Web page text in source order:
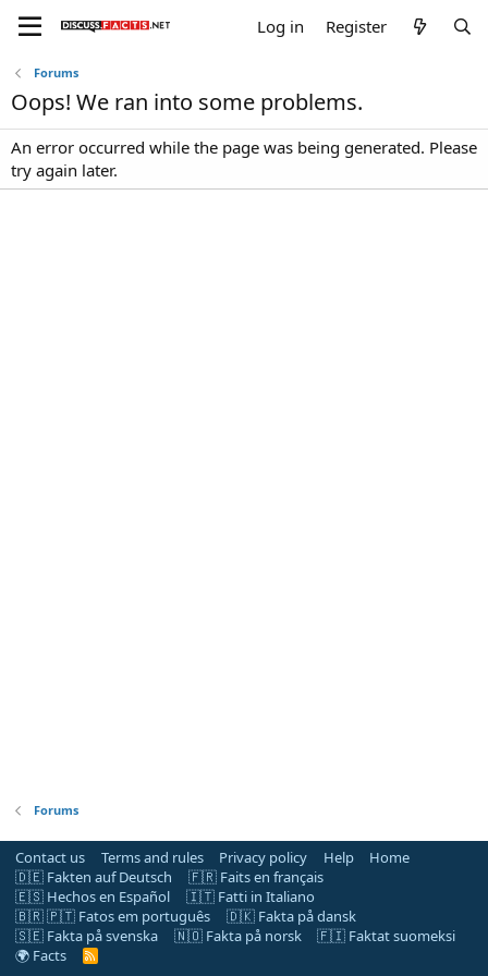
Log in Register
Forums
Oops! We ran into some problems.
An error occurred while the page was being generated. Please
try again later.
Forums
Contact us Terms and rules Privacy policy Help
Home
🇩🇪 Fakten auf Deutsch
🇫🇷 Faits en français
🇪🇸 Hechos en Español
🇮🇹 Fatti in Italiano
🇧🇷 🇵🇹 Fatos em português
🇩🇰 Fakta på dansk
🇸🇪 Fakta på svenska
🇳🇴 Fakta på norsk
🇫🇮 Faktat suomeksi
🌍 Facts
R